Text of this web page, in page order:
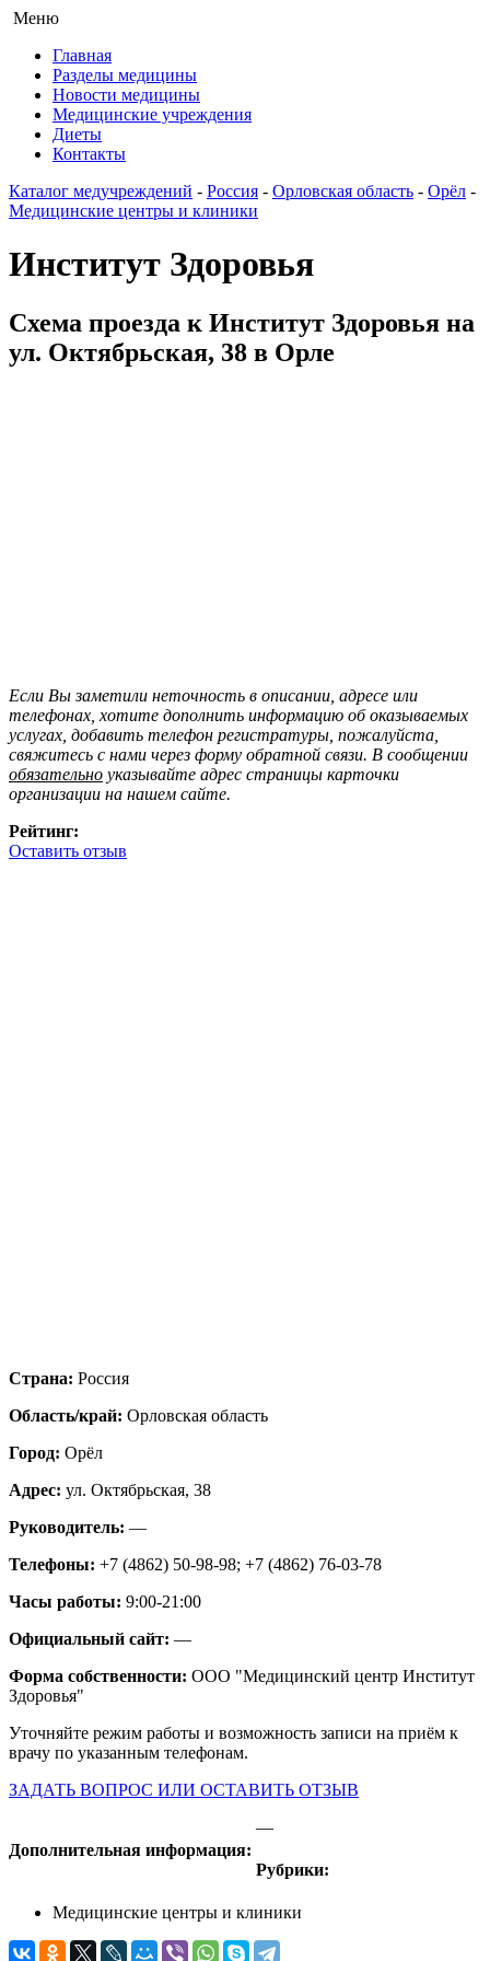
Меню
Главная
Разделы медицины
Новости медицины
Медицинские учреждения
Диеты
Контакты
Каталог медучреждений - Россия - Орловская область - Орёл -
Медицинские центры и клиники
Институт Здоровья
Схема проезда к Институт Здоровья на
ул. Октябрьская, 38 в Орле
Если Вы заметили неточность в описании, адресе или
телефонах, хотите дополнить информацию об оказываемых
услугах, добавить телефон регистратуры, пожалуйста,
свяжитесь с нами через форму обратной связи. В сообщении
обязательно указывайте адрес страницы карточки
организации на нашем сайте.
Рейтинг:
Оставить отзыв
Страна: Россия
Область/край: Орловская область
Город: Орёл
Адрес: ул. Октябрьская, 38
Руководитель: —
Телефоны: +7 (4862) 50-98-98; +7 (4862) 76-03-78
Часы работы: 9:00-21:00
Официальный сайт: —
Форма собственности: ООО "Медицинский центр Институт
Здоровья"
Уточняйте режим работы и возможность записи на приём к
врачу по указанным телефонам.
ЗАДАТЬ ВОПРОС ИЛИ ОСТАВИТЬ ОТЗЫВ
Дополнительная информация:
—
Рубрики:
Медицинские центры и клиники